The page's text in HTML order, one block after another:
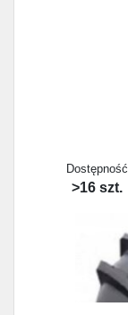
Dostępność
>16 szt.